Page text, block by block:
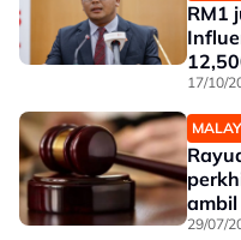
RM1
17/10/
29/07/